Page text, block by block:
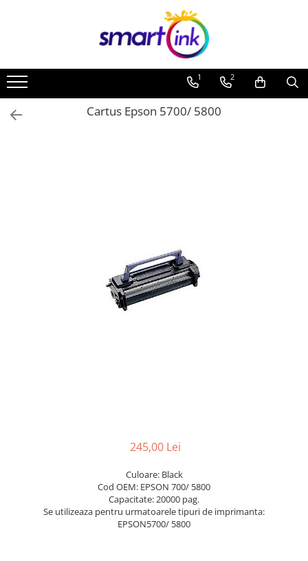
Consumabile
Cartuse si tonere
Pentru firme
1 2
Cartus Epson 5700/ 5800
245,00 Lei
Culoare: Black
Cod OEM: EPSON 700/ 5800
Capacitate: 20000 pag.
Se utilizeaza pentru urmatoarele tipuri de imprimanta:
EPSON5700/ 5800